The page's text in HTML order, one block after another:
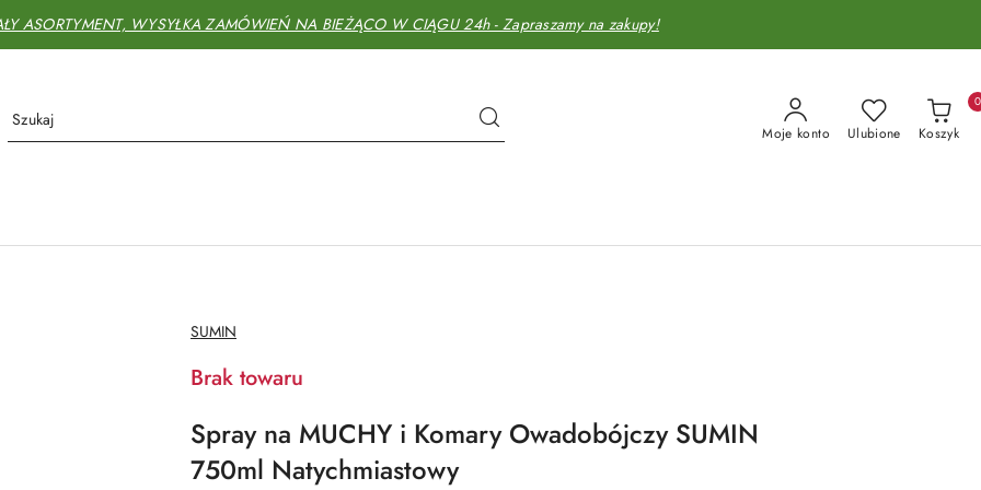
ASORTYMENT, WYSYŁKA ZAMÓWIEŃ NA BIEŻĄCO W CIĄGU 24h - Zapraszamy na zakupy!
Moje konto Ulubione Koszyk
0
NAZWA
PRODUCENTA:
SUMIN
Brak towaru
Spray na MUCHY i Komary Owadobójczy SUMIN
750ml Natychmiastowy